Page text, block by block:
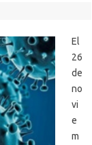
El
26
de
no
vi
e
m